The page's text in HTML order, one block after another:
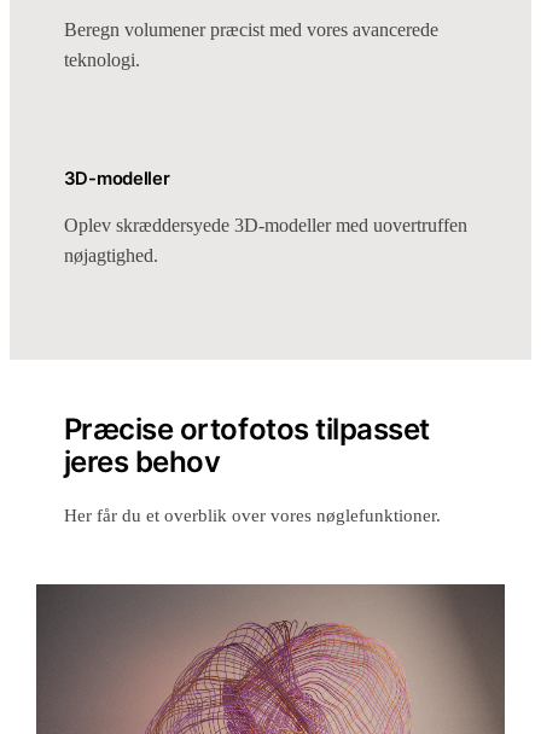
Beregn volumener præcist med vores avancerede
teknologi.
3D-modeller
Oplev skræddersyede 3D-modeller med uovertruffen
nøjagtighed.
Præcise ortofotos tilpasset
jeres behov
Her får du et overblik over vores nøglefunktioner.